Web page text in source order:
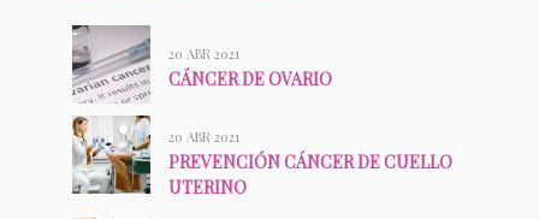
20 ABR 2021
CÁNCER DE OVARIO
20 ABR 2021
PREVENCIÓN CÁNCER DE CUELLO
UTERINO